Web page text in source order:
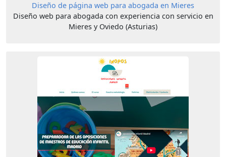
Diseño de página web para abogada en Mieres
Diseño web para abogada con experiencia con servicio en
Mieres y Oviedo (Asturias)